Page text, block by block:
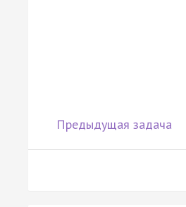
Предыдущая задача